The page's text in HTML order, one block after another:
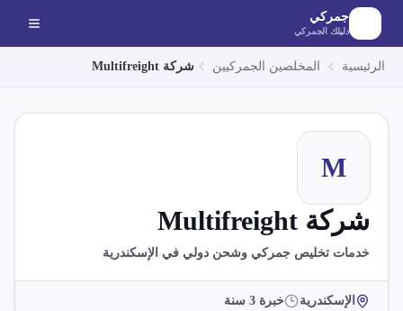
الانتقال إلى المحتوى الرئيسي
جمركي
دليلك الجمركي
الرئيسية المخلصين الجمركيين شركة Multifreight
M
شركة Multifreight
خدمات تخليص جمركي وشحن دولي في الإسكندرية
الإسكندرية خبرة 3 سنة